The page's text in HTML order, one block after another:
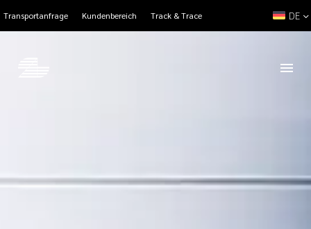
Transportanfrage Kundenbereich Track & Trace DE